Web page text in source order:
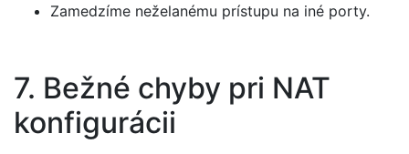
Zamedzíme neželanému prístupu na iné porty.
7. Bežné chyby pri NAT
konfigurácii